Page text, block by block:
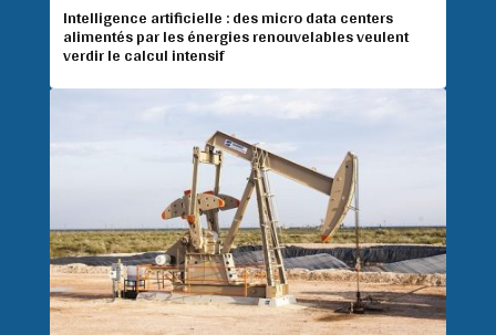
Intelligence artificielle : des micro data centers
alimentés par les énergies renouvelables veulent
verdir le calcul intensif